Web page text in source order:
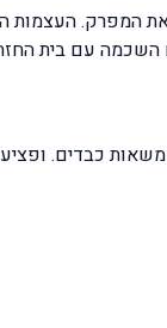
המפרק. העצמות
משאות כבדים.